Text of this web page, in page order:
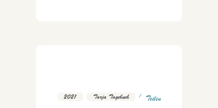
2021 Tarja Tagebuch Teilen